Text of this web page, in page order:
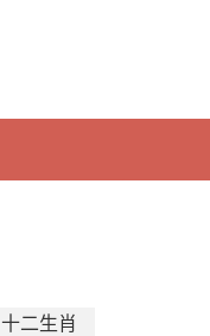
十二生肖